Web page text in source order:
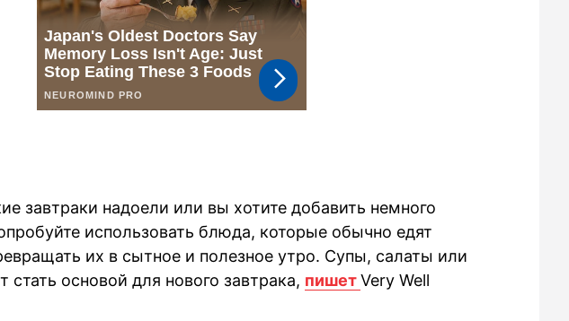
завтраки надоели или вы хотите добавить немного
использовать блюда, которые обычно едят
их в сытное и полезное утро. Супы, салаты или
стать основой для нового завтрака, пишетVery Well